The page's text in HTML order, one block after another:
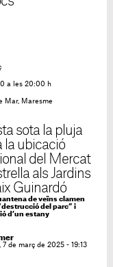
a les 20:00 h
Mar, Maresme
sota la pluja
la ubicació
del Mercat
als Jardins
Guinardó
de veïns clamen
del parc” i
d’un estany
7 de març de 2025 - 19:13